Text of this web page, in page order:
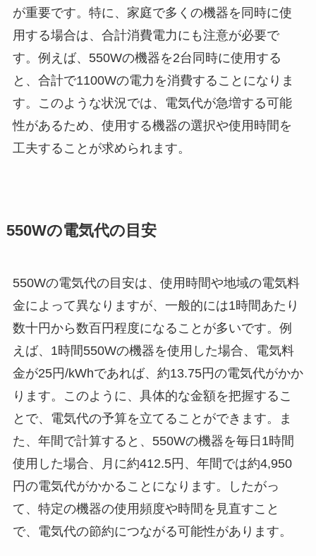
が重要です。特に、家庭で多くの機器を同時に使
用する場合は、合計消費電力にも注意が必要で
す。例えば、550Wの機器を2台同時に使用する
と、合計で1100Wの電力を消費することになりま
す。このような状況では、電気代が急増する可能
性があるため、使用する機器の選択や使用時間を
工夫することが求められます。
550Wの電気代の目安
550Wの電気代の目安は、使用時間や地域の電気料
金によって異なりますが、一般的には1時間あたり
数十円から数百円程度になることが多いです。例
えば、1時間550Wの機器を使用した場合、電気料
金が25円/kWhであれば、約13.75円の電気代がかか
ります。このように、具体的な金額を把握するこ
とで、電気代の予算を立てることができます。ま
た、年間で計算すると、550Wの機器を毎日1時間
使用した場合、月に約412.5円、年間では約4,950
円の電気代がかかることになります。したがっ
て、特定の機器の使用頻度や時間を見直すこと
で、電気代の節約につながる可能性があります。